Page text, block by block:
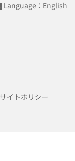
Language：English
サイトポリシー